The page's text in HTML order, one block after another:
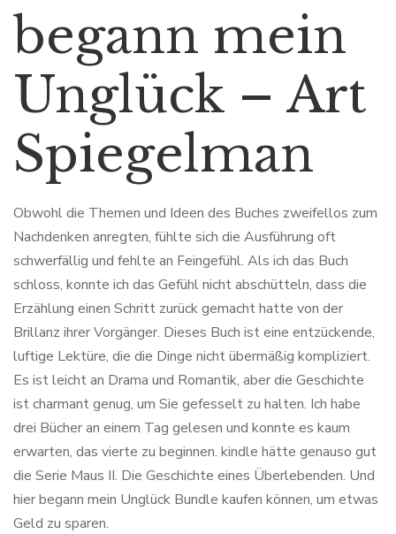
begann mein
Unglück – Art
Spiegelman
Obwohl die Themen und Ideen des Buches zweifellos zum
Nachdenken anregten, fühlte sich die Ausführung oft
schwerfällig und fehlte an Feingefühl. Als ich das Buch
schloss, konnte ich das Gefühl nicht abschütteln, dass die
Erzählung einen Schritt zurück gemacht hatte von der
Brillanz ihrer Vorgänger. Dieses Buch ist eine entzückende,
luftige Lektüre, die die Dinge nicht übermäßig kompliziert.
Es ist leicht an Drama und Romantik, aber die Geschichte
ist charmant genug, um Sie gefesselt zu halten. Ich habe
drei Bücher an einem Tag gelesen und konnte es kaum
erwarten, das vierte zu beginnen. kindle hätte genauso gut
die Serie Maus II. Die Geschichte eines Überlebenden. Und
hier begann mein Unglück Bundle kaufen können, um etwas
Geld zu sparen.